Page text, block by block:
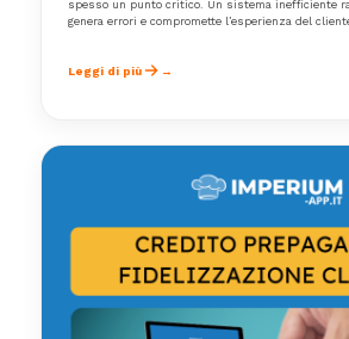
spesso un punto critico. Un sistema inefficiente
genera errori e compromette l’esperienza del
Leggi di più